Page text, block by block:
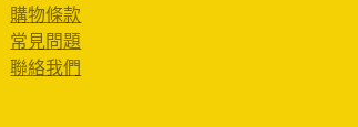
購物條款
常見問題
聯絡我們